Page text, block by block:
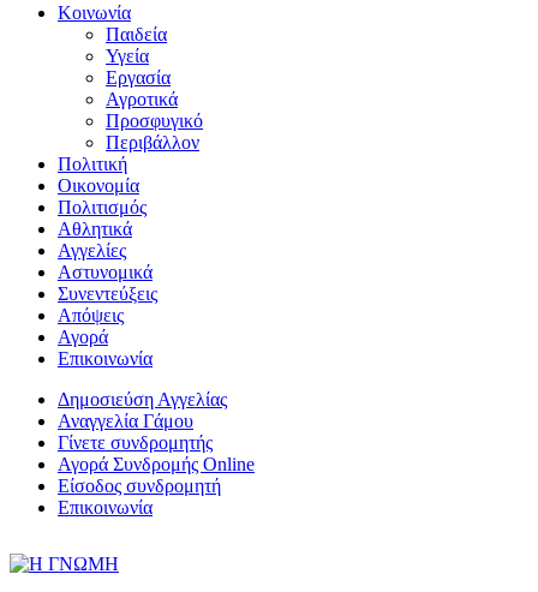
Κοινωνία
Παιδεία
Υγεία
Εργασία
Αγροτικά
Προσφυγικό
Περιβάλλον
Πολιτική
Οικονομία
Πολιτισμός
Αθλητικά
Αγγελίες
Αστυνομικά
Συνεντεύξεις
Απόψεις
Αγορά
Επικοινωνία
Δημοσιεύση Αγγελίας
Αναγγελία Γάμου
Γίνετε συνδρομητής
Αγορά Συνδρομής Online
Είσοδος συνδρομητή
Επικοινωνία